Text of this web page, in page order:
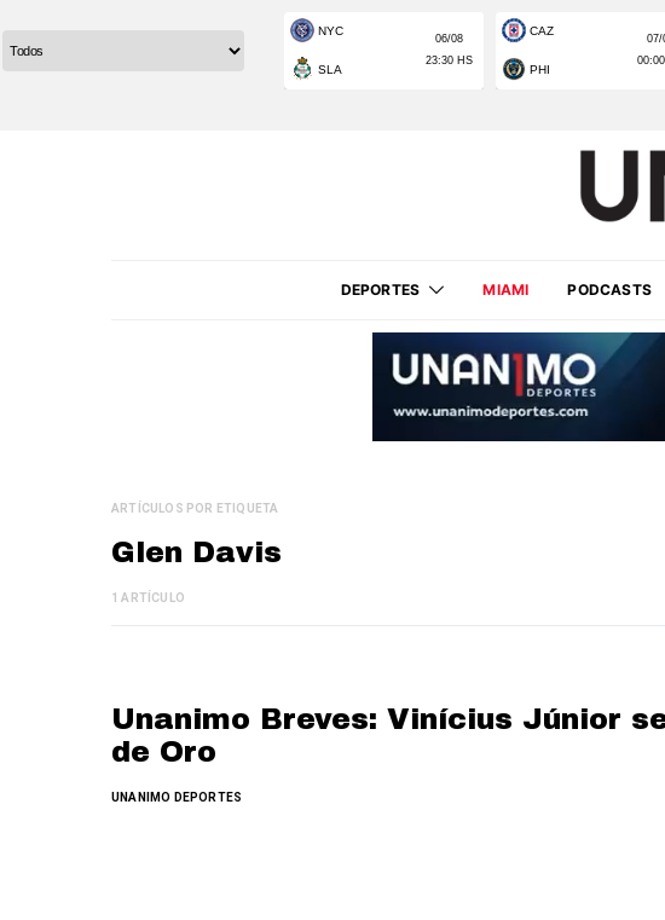
DEPORTES MIAMI PODCASTS
ARTÍCULOS POR ETIQUETA
Glen Davis
1 ARTÍCULO
Unanimo Breves: Vinícius Júnior
de Oro
UNANIMO DEPORTES